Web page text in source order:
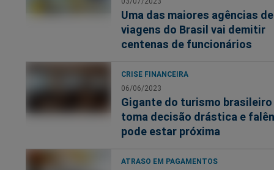
Uma das maiores agências de
viagens do Brasil vai demitir
centenas de funcionários
CRISE FINANCEIRA
06/06/2023
Gigante do turismo brasileiro
toma decisão drástica e
pode estar próxima
ATRASO EM PAGAMENTOS